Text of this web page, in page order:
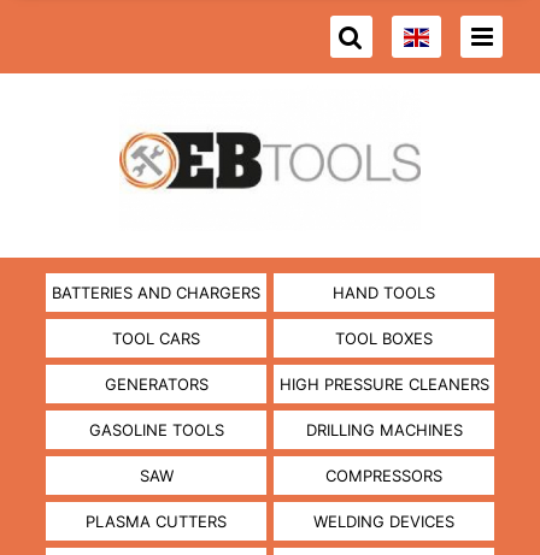
BATTERIES AND CHARGERS HAND TOOLS
TOOL CARS TOOL BOXES
GENERATORS HIGH PRESSURE CLEANERS
GASOLINE TOOLS DRILLING MACHINES
SAW COMPRESSORS
PLASMA CUTTERS WELDING DEVICES